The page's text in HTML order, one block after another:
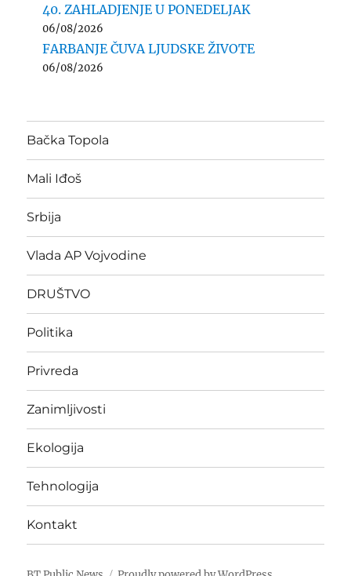
40. ZAHLADJENJE U PONEDELJAK
06/08/2026
FARBANJE ČUVA LJUDSKE ŽIVOTE
06/08/2026
Bačka Topola
Mali Iđoš
Srbija
Vlada AP Vojvodine
DRUŠTVO
Politika
Privreda
Zanimljivosti
Ekologija
Tehnologija
Kontakt